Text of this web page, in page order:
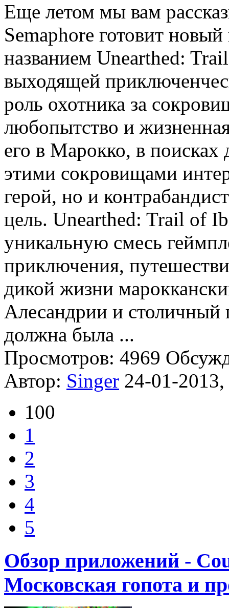
Еще летом мы вам
Semaphore готовит
названием Unearthed:
выходящей
роль охотника за
любопытство и
его в Марокко, в поисках
этими сокровищами
герой, но и
цель. Unearthed: Trail of
уникальную смесь
приключения,
дикой жизни
Алесандрии и столичный
должна была ...
Просмотров: 4969
Автор: Singer 24-01-
100
1
2
3
4
5
Обзор приложений -
Московская гопота и